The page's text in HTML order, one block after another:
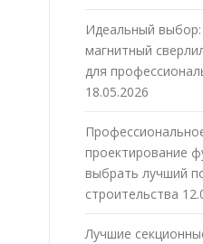
Идеальный
магнитный
для
18.05.2026
проектирование
выбрать лучший
строительства
Лучшие